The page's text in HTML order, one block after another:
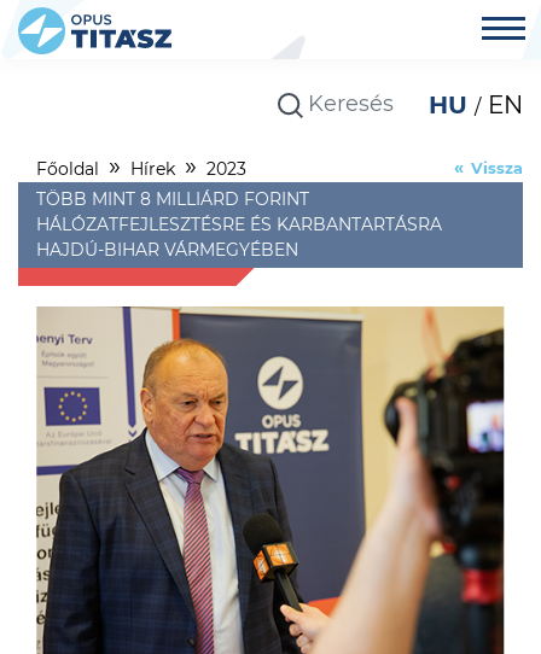
HU EN
Főoldal Hírek
2023
TÖBB MINT 8 MILLIÁRD FORINT
HÁLÓZATFEJLESZTÉSRE ÉS KARBANTARTÁSRA
HAJDÚ-BIHAR VÁRMEGYÉBEN
Vissza